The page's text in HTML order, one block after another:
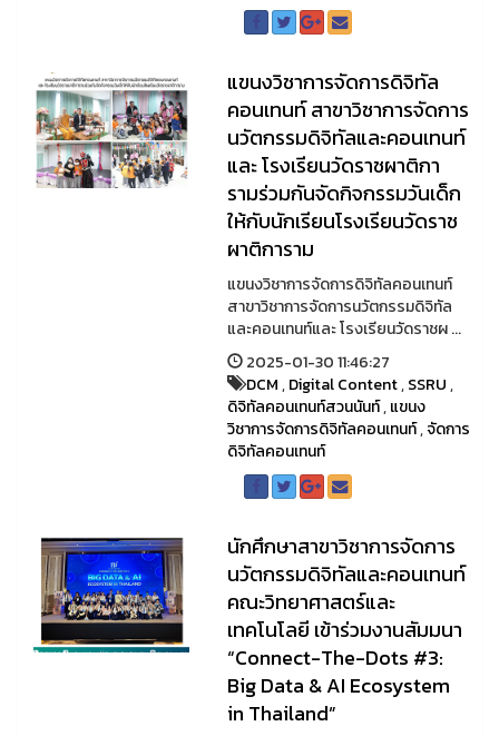
แขนงวิชาการจัดการดิจิทัล
คอนเทนท์ สาขาวิชาการจัดการ
นวัตกรรมดิจิทัลและคอนเทนท์
และ โรงเรียนวัดราชผาติกา
รามร่วมกันจัดกิจกรรมวันเด็ก
ให้กับนักเรียนโรงเรียนวัดราช
ผาติการาม
แขนงวิชาการจัดการดิจิทัลคอนเทนท์
สาขาวิชาการจัดการนวัตกรรมดิจิทัล
และคอนเทนท์และ โรงเรียนวัดราชผ ...
2025-01-30 11:46:27
DCM,Digital Content,SSRU,
ดิจิทัลคอนเทนท์สวนนันท์,แขนง
วิชาการจัดการดิจิทัลคอนเทนท์,จัดการ
ดิจิทัลคอนเทนท์
นักศึกษาสาขาวิชาการจัดการ
นวัตกรรมดิจิทัลและคอนเทนท์
คณะวิทยาศาสตร์และ
เทคโนโลยี เข้าร่วมงานสัมมนา
“Connect-The-Dots #3:
Big Data & AI Ecosystem
in Thailand”